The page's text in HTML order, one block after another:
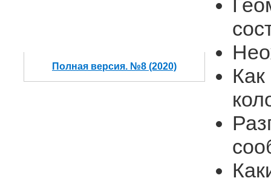
Полная версия. №8 (2020)